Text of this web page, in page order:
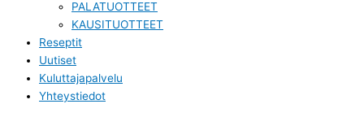
PALATUOTTEET
KAUSITUOTTEET
Reseptit
Uutiset
Kuluttajapalvelu
Yhteystiedot